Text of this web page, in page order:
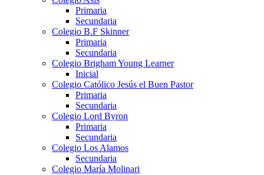
Primaria
Secundaria
Colegio B.F Skinner
Primaria
Secundaria
Colegio Brigham Young Learner
Inicial
Colegio Católico Jesús el Buen Pastor
Primaria
Secundaria
Colegio Lord Byron
Primaria
Secundaria
Colegio Los Alamos
Secundaria
Colegio María Molinari